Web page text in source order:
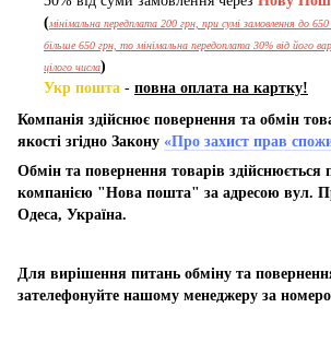
(мінімальна передплата 200 грн, при сумі замовлення до
більше 650 грн, то мінімальна передоплата 30% від його
цілого числа)
Укр пошта - повна оплата на картку!
Компанія здійснює повернення та обмін
якості згідно Закону «Про захист прав
Обмін та повернення товарів
компанією "Нова пошта" за адресою вул.
Одеса, Україна.
Для вирішення питань обміну та
зателефонуйте нашому менеджеру за